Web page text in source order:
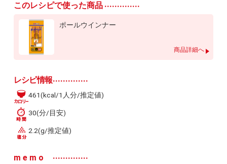
このレシピで使った商品
ポールウインナー
商品詳細へ
レシピ情報
461(kcal/1人分/推定値)
30(分/目安)
2.2(g/推定値)
memo